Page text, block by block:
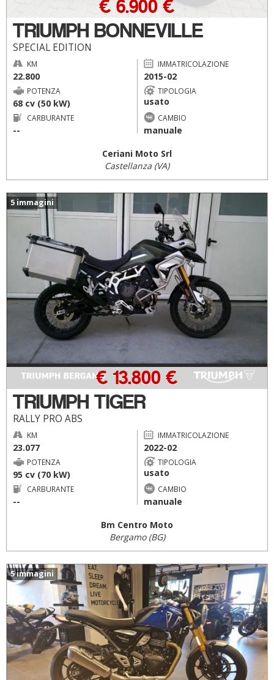
TRIUMPH BONNEVILLE
SPECIAL EDITION
€ 6.900 €
KM
22.800
IMMATRICOLAZIONE
2015-02
POTENZA
68 cv (50 kW)
TIPOLOGIA
usato
CARBURANTE
--
CAMBIO
manuale
Ceriani Moto Srl
Castellanza (VA)
5 immagini
TRIUMPH TIGER
RALLY PRO ABS
€ 13.800 €
KM
23.077
IMMATRICOLAZIONE
2022-02
POTENZA
95 cv (70 kW)
TIPOLOGIA
usato
CARBURANTE
--
CAMBIO
manuale
Bm Centro Moto
Bergamo (BG)
5 immagini